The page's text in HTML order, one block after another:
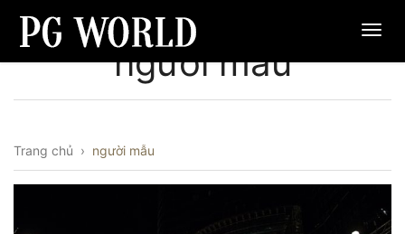
người mẫu
Trang chủ › người mẫu